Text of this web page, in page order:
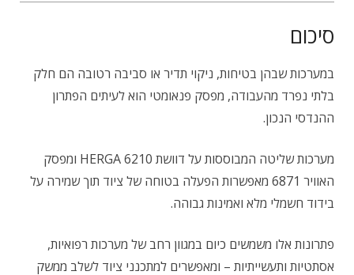
סיכום
במערכות שבהן בטיחות, ניקוי תדיר או סביבה רטובה הם חלק
בלתי נפרד מהעבודה, מפסק פנאומטי הוא לעיתים הפתרון
ההנדסי הנכון.
מערכות שליטה המבוססות על דוושת HERGA 6210 ומפסק
האוויר 6871 מאפשרות הפעלה בטוחה של ציוד תוך שמירה על
בידוד חשמלי מלא ואמינות גבוהה.
פתרונות אלו משמשים כיום במגוון רחב של מערכות רפואיות,
אסתטיות ותעשייתיות – ומאפשרים למתכנני ציוד לשלב ממשק